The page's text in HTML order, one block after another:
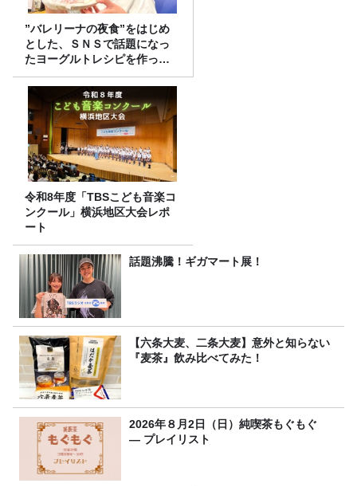
”バレリーナの夜食”をはじめ
とした、ＳＮＳで話題になっ
たヨーグルトレシピを作って
みた！
令和8年度「TBSこども音楽コ
ンクール」横浜地区大会レポ
ート
話題沸騰！ギガマート展！
【六条大麦、二条大麦】意外と知らない
『麦茶』飲み比べてみた！
2026年８月2日（日）純喫茶もぐもぐ
― プレイリスト